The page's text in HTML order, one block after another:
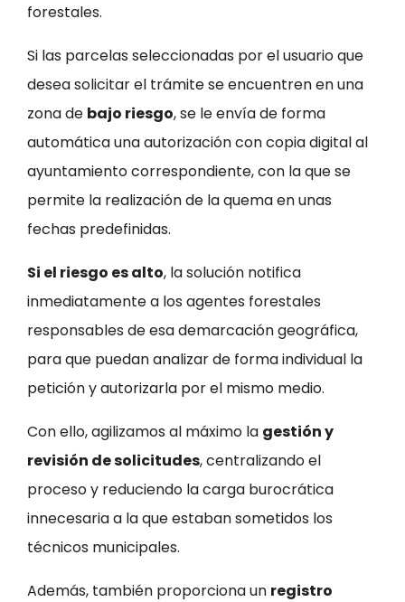
forestales.
Si las parcelas seleccionadas por el usuario que
desea solicitar el trámite se encuentren en una
zona de bajo riesgo, se le envía de forma
automática una autorización con copia digital al
ayuntamiento correspondiente, con la que se
permite la realización de la quema en unas
fechas predefinidas.
Si el riesgo es alto, la solución notifica
inmediatamente a los agentes forestales
responsables de esa demarcación geográfica,
para que puedan analizar de forma individual la
petición y autorizarla por el mismo medio.
Con ello, agilizamos al máximo la gestión y
revisión de solicitudes, centralizando el
proceso y reduciendo la carga burocrática
innecesaria a la que estaban sometidos los
técnicos municipales.
Además, también proporciona un registro